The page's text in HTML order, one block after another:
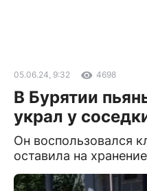
05.06.24, 9:32 4698
В Бурятии
украл у
Он воспользовался
оставила на хранение